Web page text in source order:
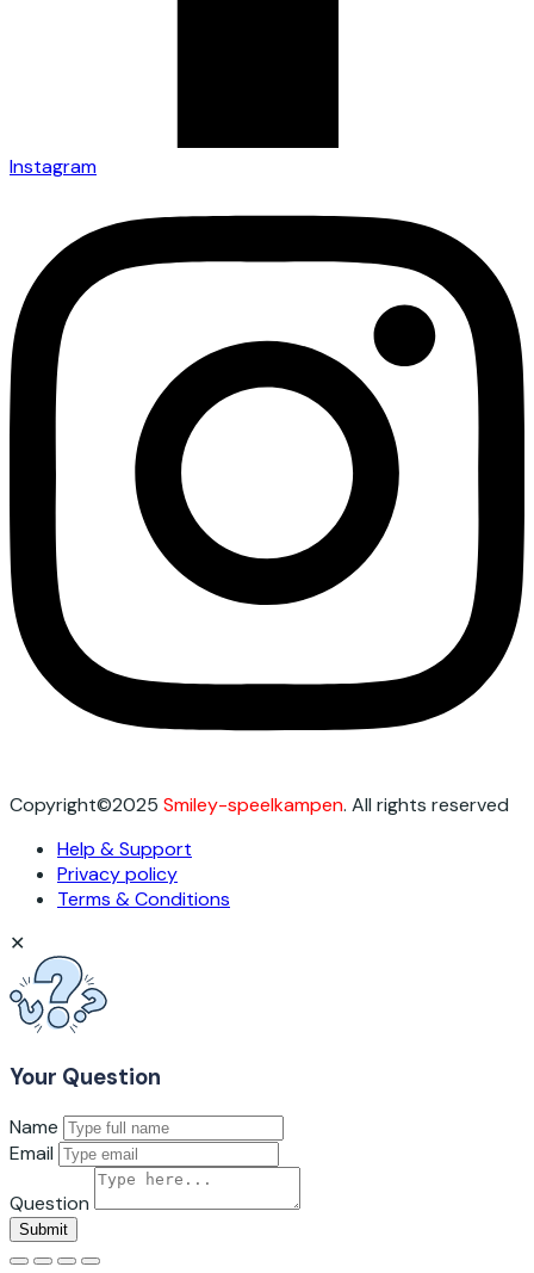
Instagram
Copyright©2025 Smiley-speelkampen. All rights reserved
Help & Support
Privacy policy
Terms & Conditions
✕
Your Question
Name
Email
Question
Reset
Submit